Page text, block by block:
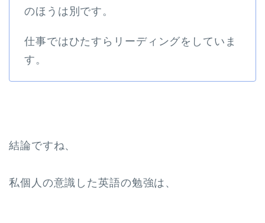
のほうは別です。
仕事ではひたすらリーディングをしていま
す。
結論ですね、
私個人の意識した英語の勉強は、